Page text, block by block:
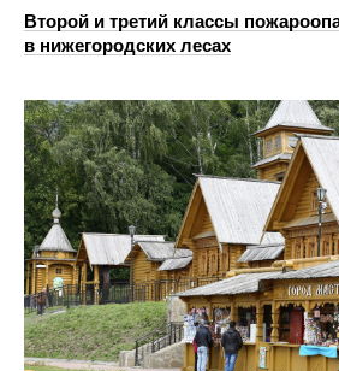
Второй и третий классы
в нижегородских лесах